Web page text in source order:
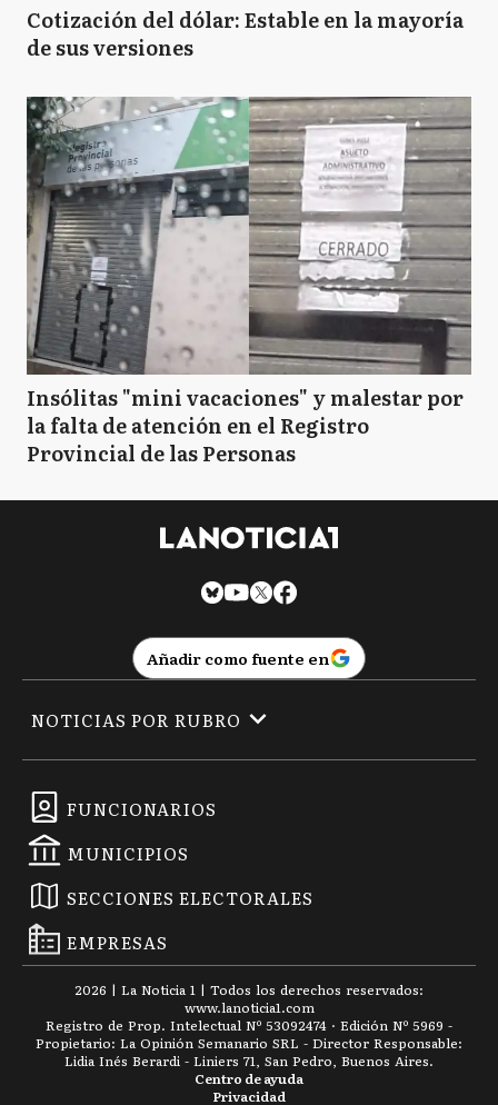
Cotización del dólar: Estable en la mayoría
de sus versiones
Insólitas "mini vacaciones" y malestar por
la falta de atención en el Registro
Provincial de las Personas
Añadir como fuente en
FUNCIONARIOS
MUNICIPIOS
SECCIONES ELECTORALES
EMPRESAS
NOTICIAS POR RUBRO
2026 | La Noticia 1 | Todos los derechos reservados:
www.lanoticia1.com
Registro de Prop. Intelectual Nº 53092474 · Edición Nº 5969 -
Propietario: La Opinión Semanario SRL - Director Responsable:
Lidia Inés Berardi - Liniers 71, San Pedro, Buenos Aires.
Privacidad
Centro de ayuda